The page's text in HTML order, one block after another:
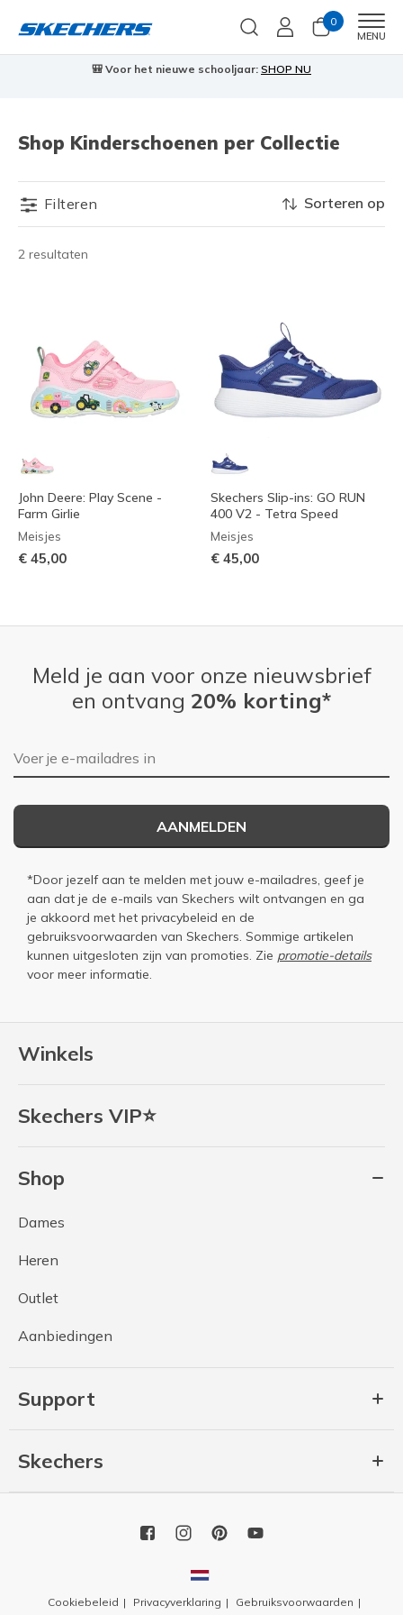
0
MENU
🎒 Voor het nieuwe schooljaar: SHOP NU
Shop Kinderschoenen per Collectie
Filteren
2 resultaten
Sorteren op
John Deere: Play Scene -
Farm Girlie
Meisjes
€ 45,00
Skechers Slip-ins: GO RUN
400 V2 - Tetra Speed
Meisjes
€ 45,00
Winkels
Skechers VIP⭐
Shop
Dames
Heren
Outlet
Aanbiedingen
Support
Skechers
Meld je aan voor onze nieuwsbrief
en ontvang 20% korting*
E-mailadres
AANMELDEN
*Door jezelf aan te melden met jouw e-mailadres, geef je
aan dat je de e-mails van Skechers wilt ontvangen en ga
je akkoord met het privacybeleid en de
gebruiksvoorwaarden van Skechers. Sommige artikelen
kunnen uitgesloten zijn van promoties. Zie promotie-details
voor meer informatie.
Cookiebeleid Privacyverklaring Gebruiksvoorwaarden